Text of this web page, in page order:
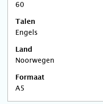
60
Talen
Engels
Land
Noorwegen
Formaat
A5